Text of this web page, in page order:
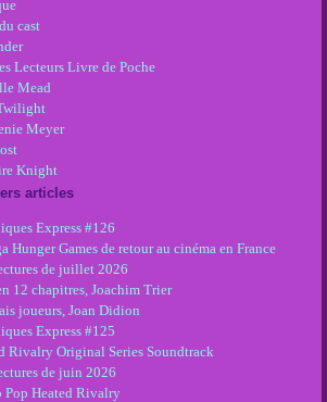
cast
Lecteurs Livre de Poche
Mead
Meyer
Knight
articles
Express #126
Hunger Games de retour au cinéma en France
de juillet 2026
12 chapitres, Joachim Trier
joueurs, Joan Didion
Express #125
Rivalry Original Series Soundtrack
de juin 2026
Pop Heated Rivalry